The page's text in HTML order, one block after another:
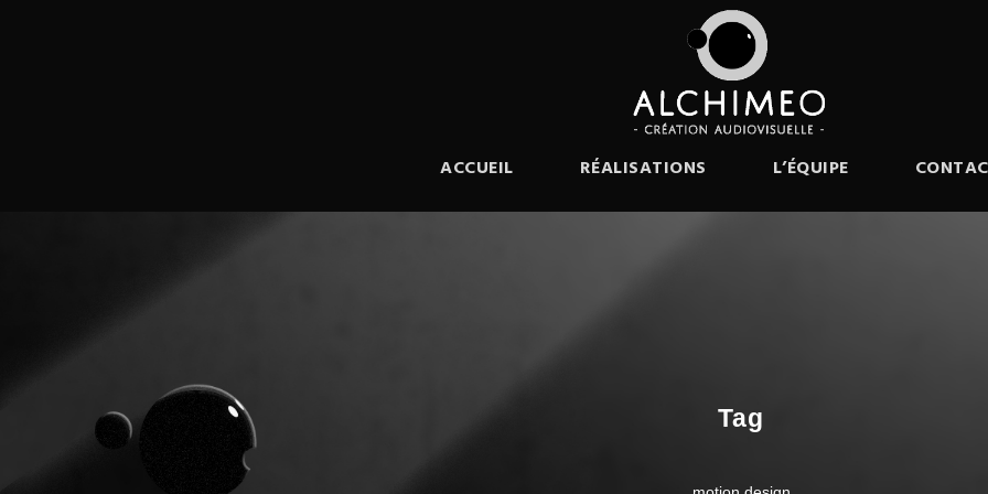
ACCUEIL RÉALISATIONS L’ÉQUIPE
Tag